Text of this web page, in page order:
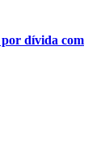
dívida com